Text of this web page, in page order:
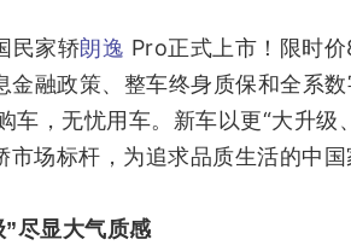
民家轿朗逸 Pro正式上市！限时
融政策、整车终身质保和全系
车，无忧用车。新车以更“大升级
场标杆，为追求品质生活的中
尽显大气质感